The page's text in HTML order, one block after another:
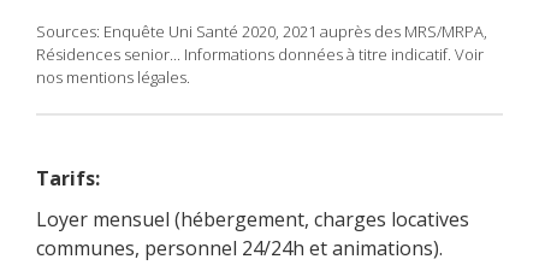
Sources: Enquête Uni Santé 2020, 2021 auprès des MRS/MRPA,
Résidences senior... Informations données à titre indicatif. Voir
nos mentions légales.
Tarifs:
Loyer mensuel (hébergement, charges locatives
communes, personnel 24/24h et animations).